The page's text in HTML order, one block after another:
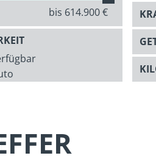
bis 614.900€